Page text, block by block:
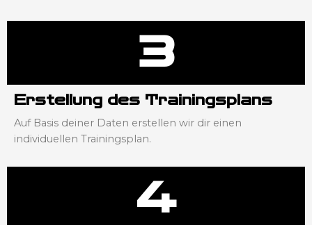
3
Erstellung des Trainingsplans
Auf Basis deiner Daten erstellen wir dir einen
individuellen Trainingsplan.
4